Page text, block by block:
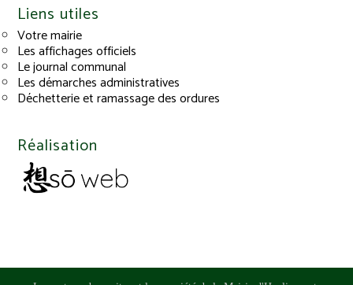
Liens utiles
Votre mairie
Les affichages officiels
Le journal communal
Les démarches administratives
Déchetterie et ramassage des ordures
Réalisation